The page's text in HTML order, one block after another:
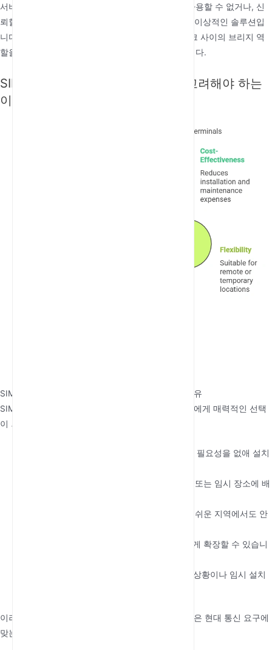
서비스를 제공합니다. 따라서 기존 유선 인프라를 사용할 수 없거나, 신
뢰할 수 없거나, 설치 비용이 너무 많이 드는 지역에 이상적인 솔루션입
니다. 이 터미널은 기존 통신 장치와 셀룰러 네트워크 사이의 브리지 역
할을 하여 복잡한 설치 없이 원활한 연결을 보장합니다.
SIM 기반 고정형 셀룰러 터미널을 고려해야 하는
이유는 무엇인가요?
SIM 기반 고정형 셀룰러 터미널을 고려해야 하는 이유
SIM 기반 고정형 셀룰러 터미널은 개인과 기업 모두에게 매력적인 선택
이 되게 하는 몇 가지 주요 이점을 제공합니다:
: 비용이 많이 드는 유선 인프라의 필요성을 없애 설치
: 기존 유선 전화가 비실용적인 원격지 또는 임시 장소에 배
: 자연 재해나 인프라 장애가 발생하기 쉬운 지역에서도 안
: 증가하는 통신 요구를 수용하도록 쉽게 확장할 수 있습니
: 몇 분 안에 설정할 수 있어 비상 상황이나 임시 설치
이러한 기능 덕분에 SIM 기반 고정형 셀룰러 터미널은 현대 통신 요구에
맞는 다재다능하고 안정적인 솔루션입니다.